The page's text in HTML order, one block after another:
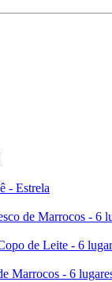
- Estrela
de Marrocos - 6
de Leite - 6
Marrocos - 6